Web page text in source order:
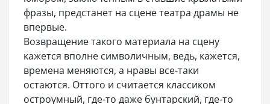
фразы, предстанет на сцене театра драмы не
впервые.
Возвращение такого материала на сцену
кажется вполне символичным, ведь, кажется,
времена меняются, а нравы все-таки
остаются. Оттого и считается классиком
остроумный, где-то даже бунтарский, где-то